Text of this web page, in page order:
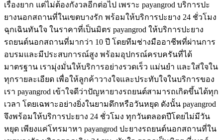
เรื่องยาก แต่ไม่ต้องกังวลอีกต่อไป เพราะ payangrod บริการปะ
ยางนอกสถานที่ในเขตบางรัก พร้อมให้บริการปะยาง 24 ชั่วโมง
ฉุกเฉินทันใจ ในราคาที่เป็นมิตร payangrod ให้บริการปะยาง
รถยนต์นอกสถานที่มากว่า 10 ปี โดยทีมช่างมืออาชีพที่ผ่านการ
อบรมและมีประสบการณ์สูง พร้อมอุปกรณ์ครบครันที่ได้
มาตรฐาน เรามุ่งมั่นให้บริการอย่างรวดเร็ว แม่นยำ และใส่ใจใน
ทุกรายละเอียด เพื่อให้ลูกค้าวางใจและประทับใจในบริการของ
เรา payangrod เข้าใจดีว่าปัญหายางรถยนต์สามารถเกิดขึ้นได้ทุก
เวลา โดยเฉพาะอย่างยิ่งในยามดึกหรือวันหยุด ดังนั้น payangrod
จึงพร้อมให้บริการปะยาง 24 ชั่วโมง ทุกวันตลอดปีโดยไม่มีวัน
หยุด เพียงแค่โทรมาหา payangrod ปะยางรถยนต์นอกสถานที่ใน